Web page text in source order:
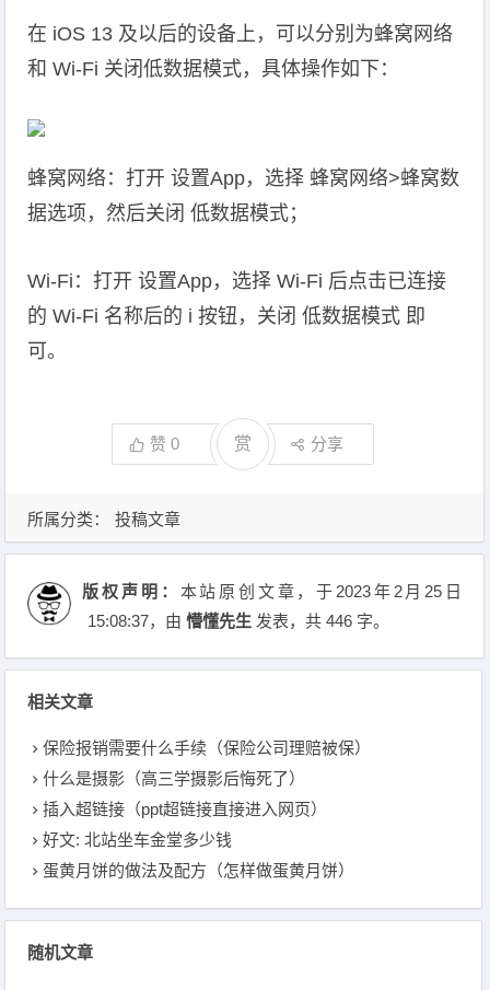
在 iOS 13 及以后的设备上，可以分别为蜂窝网络
和 Wi-Fi 关闭低数据模式，具体操作如下：
蜂窝网络：打开 设置App，选择 蜂窝网络>蜂窝数
据选项，然后关闭 低数据模式；
Wi-Fi：打开 设置App，选择 Wi-Fi 后点击已连接
的 Wi-Fi 名称后的 i 按钮，关闭 低数据模式 即
可。
赞0 赏 分享
所属分类： 投稿文章
版权声明： 本站原创文章，于2023年2月25日
15:08:37，由懵懂先生 发表，共 446 字。
相关文章
保险报销需要什么手续（保险公司理赔被保）
什么是摄影（高三学摄影后悔死了）
插入超链接（ppt超链接直接进入网页）
好文: 北站坐车金堂多少钱
蛋黄月饼的做法及配方（怎样做蛋黄月饼）
随机文章